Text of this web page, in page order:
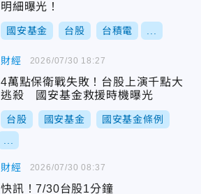
明細曝光！
國安基金 台股 台積電
財經
4萬點保衛戰失敗！台股上演千點大
逃殺 國安基金救援時機曝光
台股 國安基金 國安基金條例
2026/07/30 18:27
財經
快訊！7/30台股1分鐘
2026/07/30 08:37